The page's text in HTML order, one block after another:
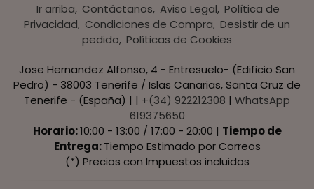
Ir arriba Contáctanos Aviso Legal Política de
Privacidad Condiciones de Compra Desistir de un
pedido Políticas de Cookies
Jose Hernandez Alfonso, 4 - Entresuelo- (Edificio San
Pedro) - 38003 Tenerife / Islas Canarias, Santa Cruz de
Tenerife - (España) | | +(34) 922212308 | WhatsApp
619375650
Horario:10:00 - 13:00 / 17:00 - 20:00 | Tiempo de
Entrega:Tiempo Estimado por Correos
(*) Precios con Impuestos incluidos